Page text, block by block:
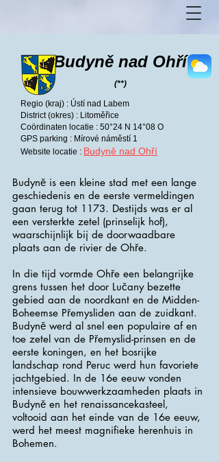
Budyně nad Ohří
(**)
Regio (kraj) : Ústí nad Labem
District (okres) : Litoměřice
Coördinaten locatie : 50°24 N 14°08 O
GPS parking : Mírové náměstí 1
Website locatie : Budyně nad Ohří
Budyně is een kleine stad met een lange
geschiedenis en de eerste vermeldingen
gaan terug tot 1173. Destijds was er al
een versterkte zetel (prinselijk hof),
waarschijnlijk bij de doorwaadbare
plaats aan de rivier de Ohře.
In die tijd vormde Ohře een belangrijke
grens tussen het door Lučany bezette
gebied aan de noordkant en de Midden-
Boheemse Přemysliden aan de zuidkant.
Budyně werd al snel een populaire af en
toe zetel van de Přemyslid-prinsen en de
eerste koningen, en het bosrijke
landschap rond Peruc werd hun favoriete
jachtgebied. In de 16e eeuw vonden
intensieve bouwwerkzaamheden plaats in
Budyně en het renaissancekasteel,
voltooid aan het einde van de 16e eeuw,
werd het meest magnifieke herenhuis in
Bohemen.